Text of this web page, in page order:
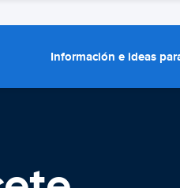
Información e ideas